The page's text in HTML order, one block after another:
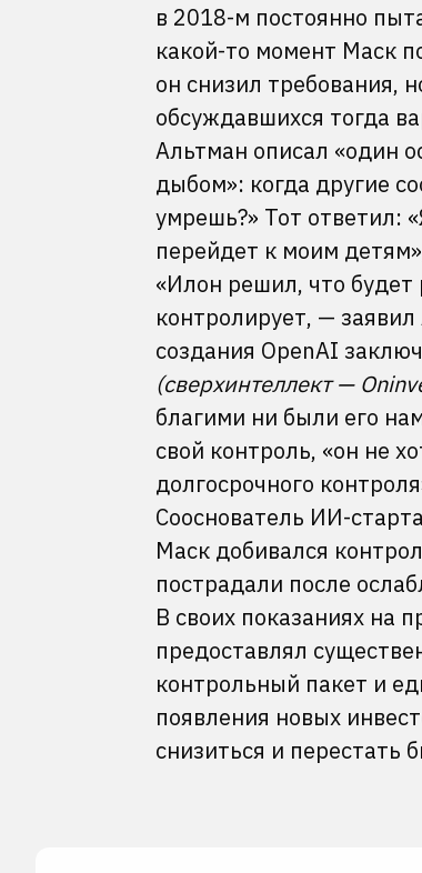
в 2018-м постоянно
какой-то момент Маск
он снизил требования,
обсуждавшихся тогда
Альтман описал «один
дыбом»: когда другие
умрешь?» Тот ответил:
перейдет к моим
«Илон решил, что
контролирует, —
создания OpenAI
(сверхинтеллект —
благими ни были его
свой контроль, «он не
долгосрочного
Сооснователь ИИ-
Маск добивался
пострадали после
В своих показаниях на
предоставлял
контрольный пакет и
появления новых
снизиться и перестать